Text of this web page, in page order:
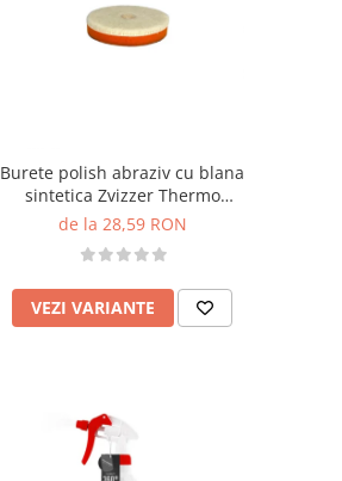
Burete polish abraziv cu blana
sintetica Zvizzer Thermo
Velour Wool Pad
de la 28,59 RON
VEZI VARIANTE